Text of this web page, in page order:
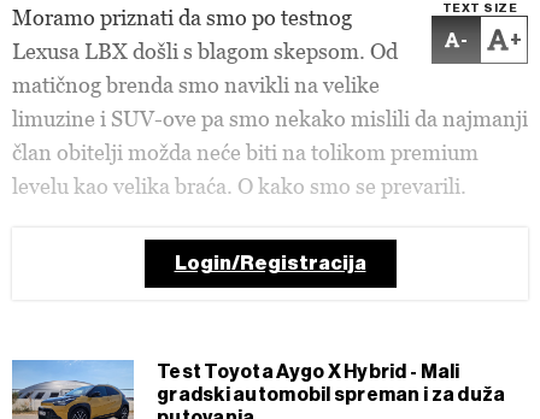
TEXT SIZE
- +
Moramo priznati da smo po testnog
Lexusa LBX došli s blagom skepsom. Od
matičnog brenda smo navikli na velike
limuzine i SUV-ove pa smo nekako mislili da najmanji
član obitelji možda neće biti na tolikom premium
levelu kao velika braća. O kako smo se prevarili.
Login/Registracija
Test Toyota Aygo X Hybrid - Mali
gradski automobil spreman i za duža